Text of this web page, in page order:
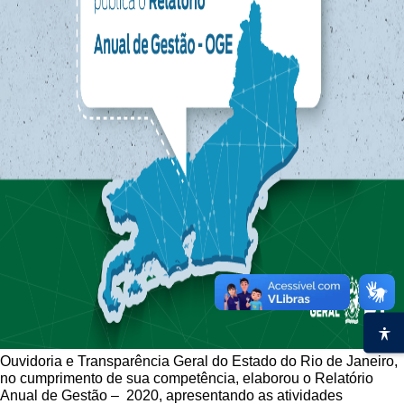
Ouvidoria e Transparência Geral do Estado do Rio de Janeiro,
no cumprimento de sua competência, elaborou o Relatório
Anual de Gestão – 2020, apresentando as atividades